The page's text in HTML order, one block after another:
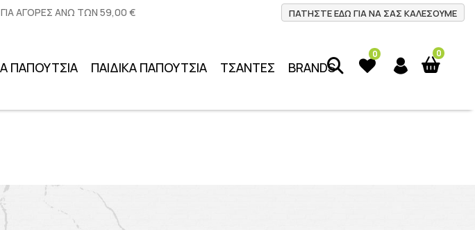
ΑΓΟΡΕΣ ΑΝΩ ΤΩΝ 59,00 € ΠΑΤΗΣΤΕ ΕΔΩ ΓΙΑ ΝΑ ΣΑΣ ΚΑΛΕΣΟΥΜΕ
0
0
ΠΑΠΟΥΤΣΙΑ ΠΑΙΔΙΚΑ ΠΑΠΟΥΤΣΙΑ ΤΣΑΝΤΕΣ BRANDS